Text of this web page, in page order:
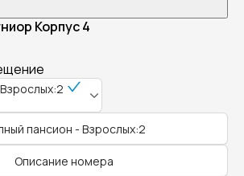
Корпус 4
пансион - Взрослых:2
Описание номера